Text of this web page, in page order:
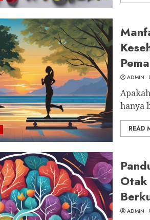
ADMIN
hanya
READ
ADMIN